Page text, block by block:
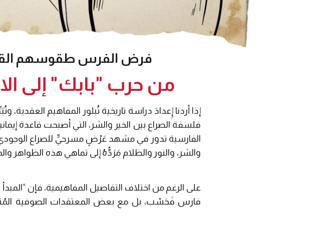
فرض الفرس طقوسهم
من حرب "بابك" إلى
إذا أردنا إِعدادَ دراسة تاريخية تُبلور المفاهيم
فلسفة الصراع بين الخير والشر، التي أصبحت قاعدة
الفارسية تدور في مشهد عَرْضٍ مسرحيٍّ للصراع الوجودي،
والشر، والنور والظلام مَرَدُّهُ إلى تماهي هذه الظواهر
على الرغم من اختلاف التفاصيل المفاهيمية، فإن
فارس فَحَسْب، بل مع بعض المعتقدات الصوفية